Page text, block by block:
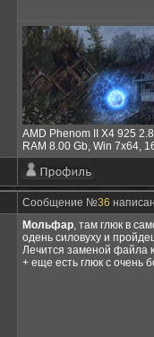
AMD Phenom II X4 925
RAM 8.00 Gb, Win 7x64,
Сообщение №36
Мольфар, там глюк в
одень силовуху и
Лечится заменой файла
+ еще есть глюк с очень